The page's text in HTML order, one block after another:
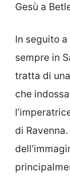
Gesù a
In seguito a
sempre in
tratta di
che
di